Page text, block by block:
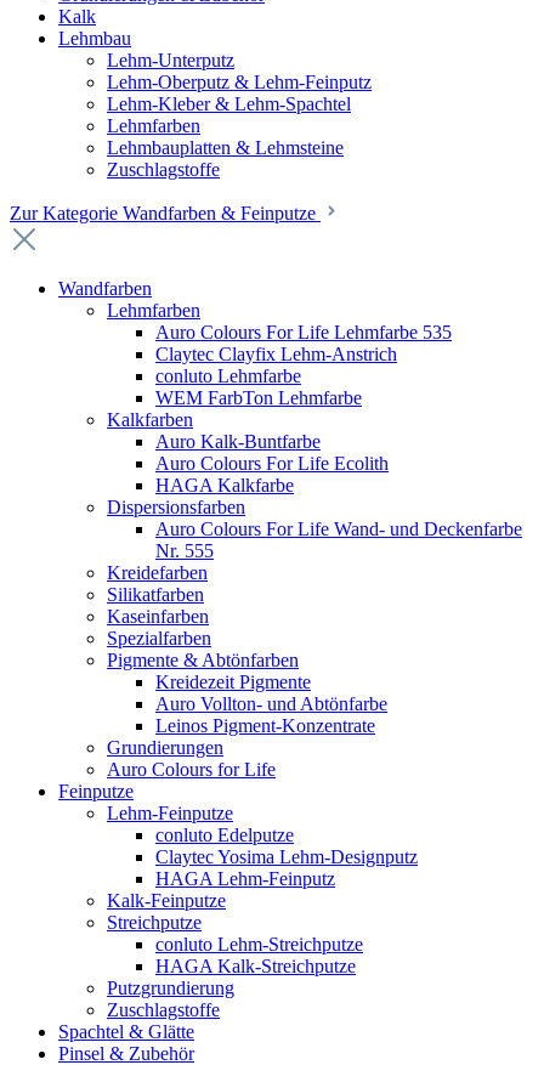
Kalk
Lehmbau
Lehm-Unterputz
Lehm-Oberputz & Lehm-Feinputz
Lehm-Kleber & Lehm-Spachtel
Lehmfarben
Lehmbauplatten & Lehmsteine
Zuschlagstoffe
Zur Kategorie Wandfarben & Feinputze
Wandfarben
Lehmfarben
Auro Colours For Life Lehmfarbe 535
Claytec Clayfix Lehm-Anstrich
conluto Lehmfarbe
WEM FarbTon Lehmfarbe
Kalkfarben
Auro Kalk-Buntfarbe
Auro Colours For Life Ecolith
HAGA Kalkfarbe
Dispersionsfarben
Auro Colours For Life Wand- und Deckenfarbe
Nr. 555
Kreidefarben
Silikatfarben
Kaseinfarben
Spezialfarben
Pigmente & Abtönfarben
Kreidezeit Pigmente
Auro Vollton- und Abtönfarbe
Leinos Pigment-Konzentrate
Grundierungen
Auro Colours for Life
Feinputze
Lehm-Feinputze
conluto Edelputze
Claytec Yosima Lehm-Designputz
HAGA Lehm-Feinputz
Kalk-Feinputze
Streichputze
conluto Lehm-Streichputze
HAGA Kalk-Streichputze
Putzgrundierung
Zuschlagstoffe
Spachtel & Glätte
Pinsel & Zubehör